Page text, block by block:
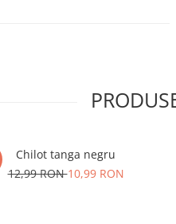
Chilot tanga negru
12,99 RON10,99 RON